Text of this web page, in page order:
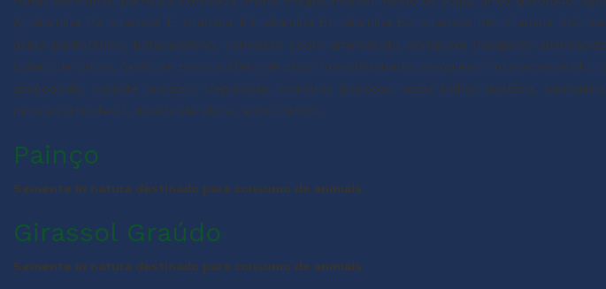
A, vitamina D3, vitamina E, vitamina K3, vitamina B1, vitamina B2, vitamina B6, vitamina B12,
ácido pantotênico, betacaroteno, complexo cobre aminoácido, complexo manganês
iodato de cálcio, óxido de zinco, sulfato de zinco monohidratado, complexo zinco aminoácido,
aminoácido, corante (amarelo crepúsculo, vermelho ponceau, verde folha), dextrina,
naturais (tocoferol, dióxido de silício, ácido cítrico).
Painço
Semente in natura destinado para consumo de animais
Girassol Graúdo
Semente in natura destinado para consumo de animais